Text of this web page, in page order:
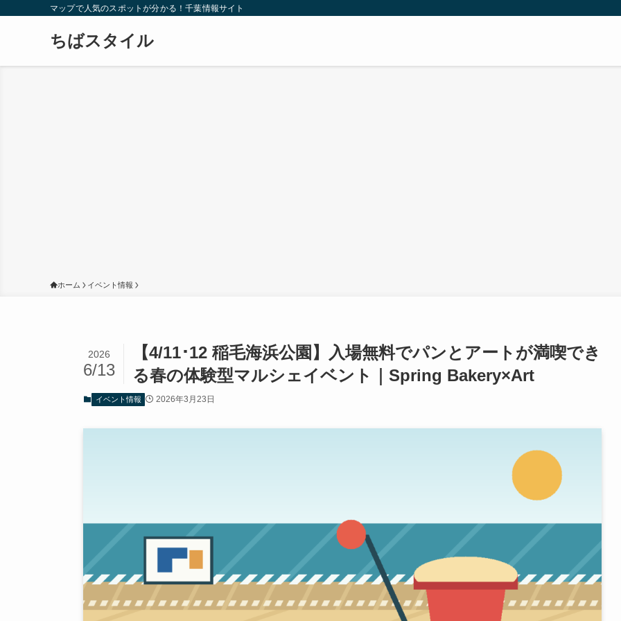
マップで人気のスポットが分かる！千葉情報サイト
ちばスタイル
ホーム イベント情報
【4/11･12 稲毛海浜公園】入場無料でパンとアートが満喫でき
る春の体験型マルシェイベント｜Spring Bakery×Art
2026
6/13
イベント情報 2026年3月23日